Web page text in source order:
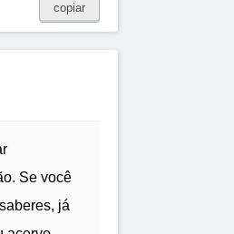
copiar
Se você
já